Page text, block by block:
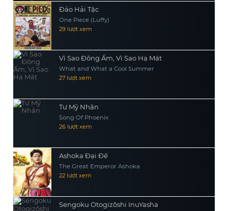
Đảo Hải Tặc
One Piece (Luffy)
29 lượt xem
Vì Sao Đông Ấm, Vì Sao Hạ Mát
What and What a Cool Summer
27 lượt xem
Tư Mỹ Nhân
Song Of Phoenix
26 lượt xem
Ashoka Đại Đế
The Great Emperor Ashoka
22 lượt xem
Sengoku Otogizōshi InuYasha